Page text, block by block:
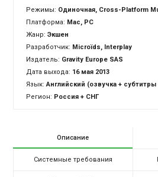
Режимы: Одиночная, Cross-Platform
Платформа: Mac, PC
Жанр:Экшен
Разработчик: Microïds, Interplay
Издатель: Gravity Europe SAS
Дата выхода: 16 мая 2013
Язык:Английский (озвучка + субтитры +
Регион: Россия + СНГ
Описание
Системные требования